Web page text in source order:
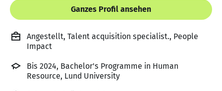
Ganzes Profil ansehen
Angestellt, Talent acquisition specialist., People
Impact
Bis 2024, Bachelor's Programme in Human
Resource, Lund University